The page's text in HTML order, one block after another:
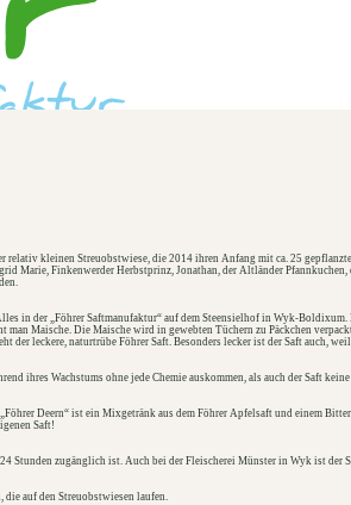
kleinen Streuobstwiese, die 2014 ihren Anfang mit ca. 25
Marie, Finkenwerder Herbstprinz, Jonathan, der Altländer
in der „Föhrer Saftmanufaktur“ auf dem Steensielhof in Wyk-
Maische. Die Maische wird in gewebten Tüchern zu Päckchen
der leckere, naturtrübe Föhrer Saft. Besonders lecker ist der Saft auch,
ihres Wachstums ohne jede Chemie auskommen, als auch der Saft
Deern“ ist ein Mixgetränk aus dem Föhrer Apfelsaft und einem
Saft!
Stunden zugänglich ist. Auch bei der Fleischerei Münster in Wyk ist der
die auf den Streuobstwiesen laufen.